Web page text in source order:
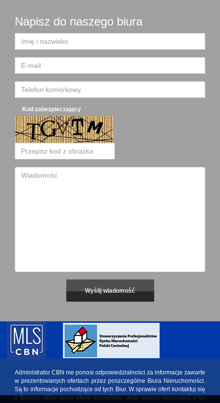
Napisz do naszego biura
Kod zabezpieczający
Administrator CBN nie ponosi odpowiedzialności za informacje zawarte
w prezentowanych ofertach przez poszczególne Biura Nieruchomości.
Są to informacje pochodzące od tych Biur. W sprawie ofert kontaktuj się
z Biurem, które daną ofertę zamieściło. Jeśli chcesz skorzystać z tej